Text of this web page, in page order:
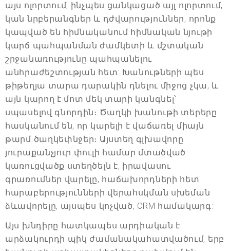
այս ոլորտում, ինչպես ցանկացած այլ ոլորտում,
կան նրբերանգներ և դժվարություններ, որոնք
կապված են հիմնականում հիմնական նյութի
կարճ պահպանման ժամկետի և մշտական
շրջանառությունը պահպանելու
անհրաժեշտության հետ: Խանութների պես
թիթեղյա տարա դարակին դնելու միջոց չկա, և
այն կարող է մոտ մեկ տարի կանգնել՝
սպասելով գնորդին։ Ծաղկի խանութի տերերը
հասկանում են, որ կարելի է վաճառել միայն
թարմ ծաղկեփնջեր։ Այստեղ գլխավորը
յուրաքանչյուր փուլի համար մտածված
կառուցվածք ստեղծելն է, իրավասու
գրառումներ վարելը, հաճախորդների հետ
հարաբերությունների վերահսկման սխեման
ձևավորելը, այսպես կոչված, CRM համակարգ:
Այս խնդիրը հատկապես արդիական է
արձակուրդի պիկ ժամանակահատվածում, երբ